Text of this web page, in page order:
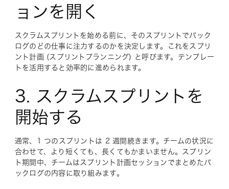
ョンを開く
スクラムスプリントを始める前に、そのスプリントでバック
ログのどの仕事に注力するのかを決定します。これをスプリ
ント計画 (スプリントプランニング) と呼びます。テンプレー
トを活用すると効率的に進められます。
3. スクラムスプリントを
開始する
通常、1 つのスプリントは 2 週間続きます。チームの状況に
合わせて、より短くても、長くてもかまいません。スプリン
ト期間中、チームはスプリント計画セッションでまとめたバ
ックログの内容に取り組みます。